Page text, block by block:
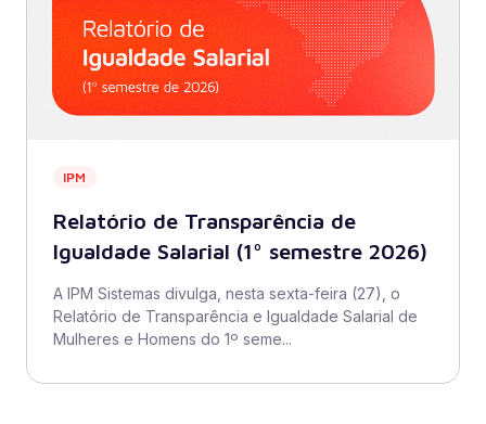
IPM
Relatório de Transparência de
Igualdade Salarial (1º semestre 2026)
A IPM Sistemas divulga, nesta sexta-feira (27), o
Relatório de Transparência e Igualdade Salarial de
Mulheres e Homens do 1º seme...